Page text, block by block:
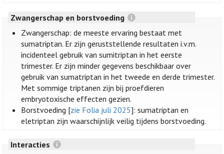
Zwangerschap en borstvoeding
Zwangerschap: de meeste ervaring bestaat met
sumatriptan. Er zijn geruststellende resultaten i.v.m.
incidenteel gebruik van sumitriptan in het eerste
trimester. Er zijn minder gegevens beschikbaar over
gebruik van sumatriptan in het tweede en derde trimester.
Met sommige triptanen zijn bij proefdieren
embryotoxische effecten gezien.
Borstvoeding [zie Folia juli 2025]: sumatriptan en
eletriptan zijn waarschijnlijk veilig tijdens borstvoeding.
Interacties